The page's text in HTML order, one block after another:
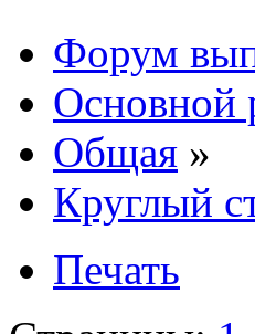
Форум
Основной
Общая »
Круглый
Печать